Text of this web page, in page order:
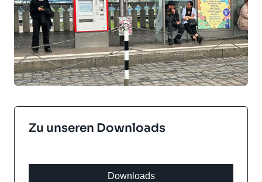
Zu unseren Downloads
Downloads